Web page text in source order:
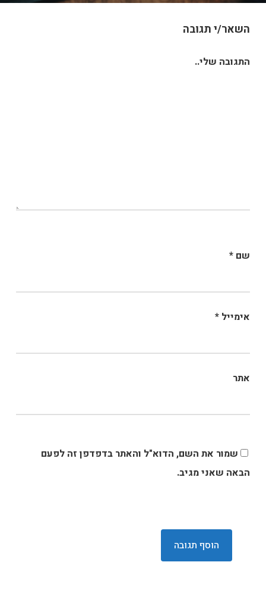
השאר/י תגובה
התגובה שלי..
שם *
אימייל *
אתר
שמור את השם, הדוא"ל והאתר בדפדפן זה לפעם
הבאה שאני מגיב.